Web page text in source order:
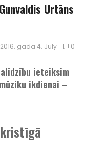
Urtāns
2016. gada 4. July 0
ieteiksim
ikdienai –